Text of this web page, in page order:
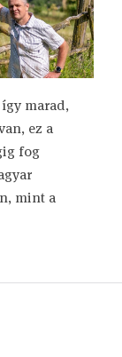
marad,
ez a
fog
mint a